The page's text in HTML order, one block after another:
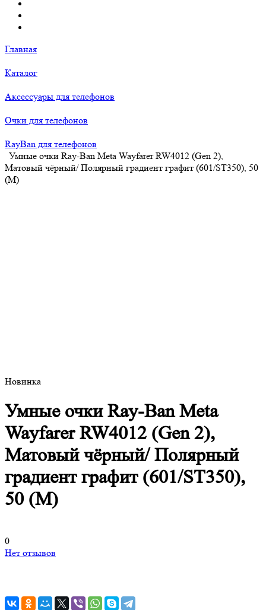
Главная
Каталог
Аксессуары для телефонов
Очки для телефонов
RayBan для телефонов
Умные очки Ray-Ban Meta Wayfarer RW4012 (Gen 2),
Матовый чёрный/ Полярный градиент графит (601/ST350), 50
(M)
Новинка
Умные очки Ray-Ban Meta
Wayfarer RW4012 (Gen 2),
Матовый чёрный/ Полярный
градиент графит (601/ST350),
50 (M)
0
Нет отзывов